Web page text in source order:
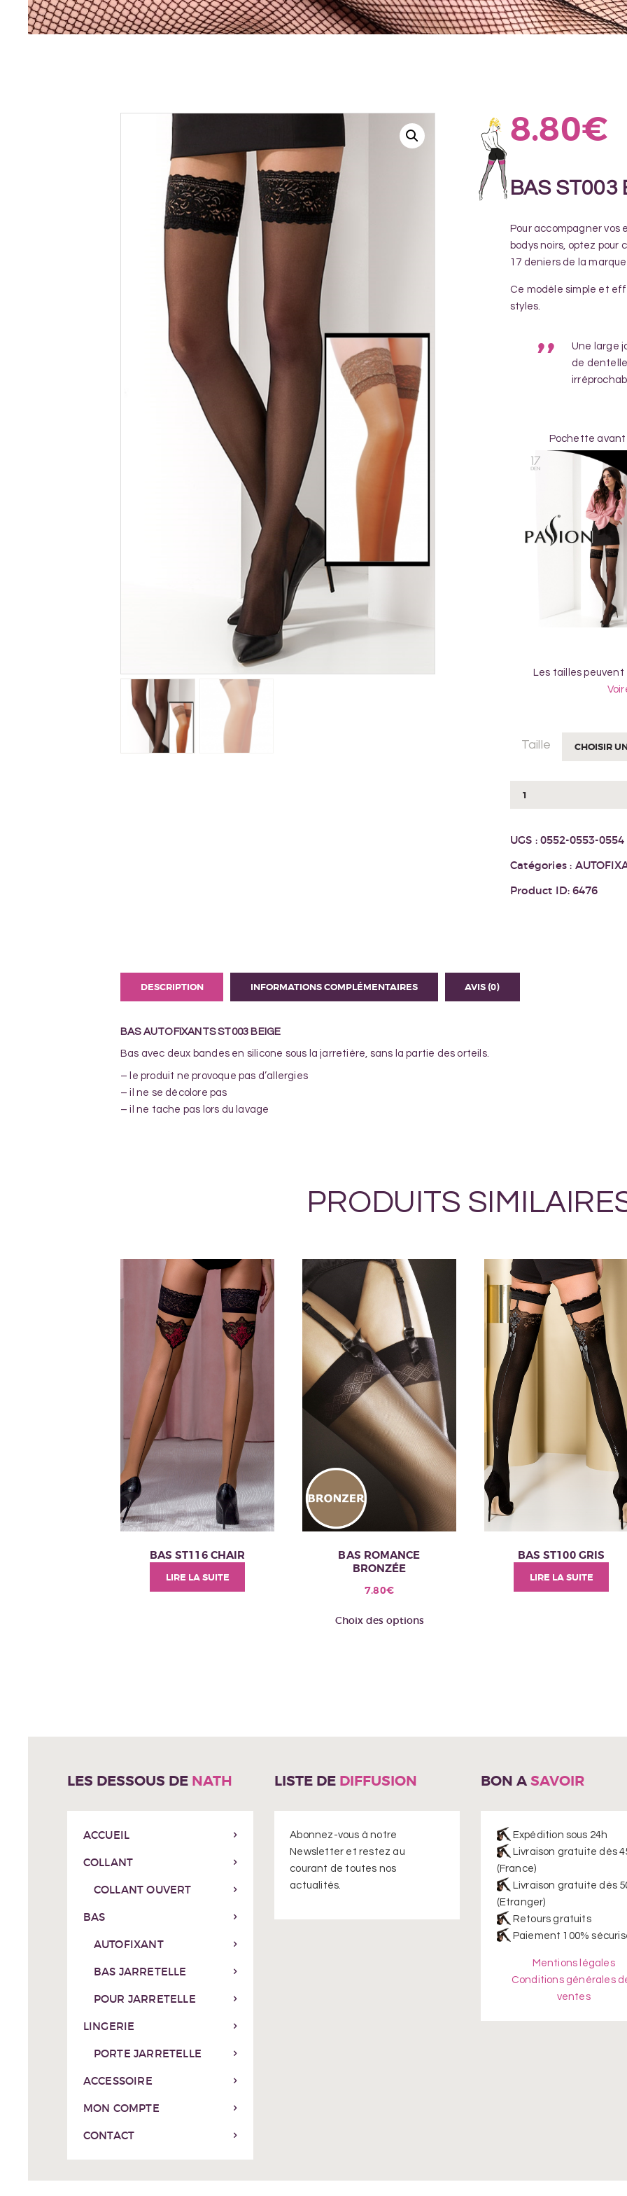
8.80€
BAS ST003
Pour accompagner vos
bodys noirs, optez
17 deniers de la
Ce modèle simple et
styles.
Une large
de
Pochette avant
Les tailles
Taille
ST003
UGS :0552-0553-0554
Catégories :
Product ID:6476
DESCRIPTION INFORMATIONS COMPLÉMENTAIRES AVIS (0)
BAS AUTOFIXANTS ST003 BEIGE
Bas avec deux bandes en silicone sous la jarretière, sans la partie des orteils.
– le produit ne provoque pas d’allergies
– il ne se décolore pas
– il ne tache pas lors du lavage
PRODUITS
BAS ST116 CHAIR
LIRE LA SUITE
BAS ROMANCE
BRONZÉE
7.80€
Choix des options
page
BAS ST100 GRIS
LIRE LA SUITE
LES DESSOUS DE NATH
ACCUEIL
COLLANT
COLLANT OUVERT
BAS
AUTOFIXANT
BAS JARRETELLE
POUR JARRETELLE
LINGERIE
PORTE JARRETELLE
ACCESSOIRE
MON COMPTE
CONTACT
LISTE DE DIFFUSION
Abonnez-vous à notre
Newsletter et restez au
courant de toutes nos
actualités.
BON A SAVOIR
Expédition sous 24h
Livraison gratuite dès
(France)
Livraison gratuite dès
(Etranger)
Retours gratuits
Paiement 100%
Mentions légales
Conditions générales
ventes